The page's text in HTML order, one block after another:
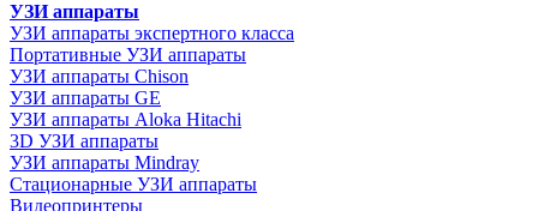
УЗИ аппараты
УЗИ аппараты экспертного класса
Портативные УЗИ аппараты
УЗИ аппараты Chison
УЗИ аппараты GE
УЗИ аппараты Aloka Hitachi
3D УЗИ аппараты
УЗИ аппараты Mindray
Стационарные УЗИ аппараты
Видеопринтеры